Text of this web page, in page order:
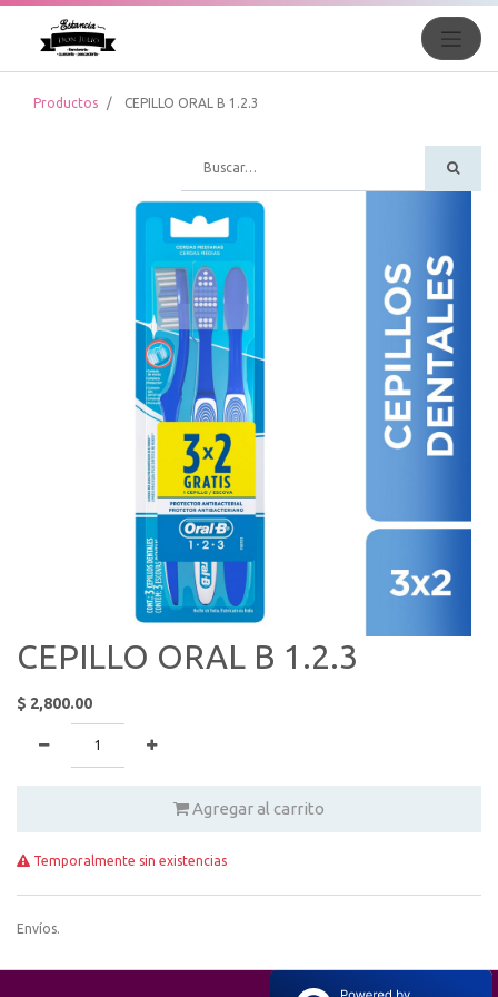
Productos CEPILLO ORAL B 1.2.3
CEPILLO ORAL B 1.2.3
$ 2,800.00
Agregar al carrito
Temporalmente sin existencias
Envíos.